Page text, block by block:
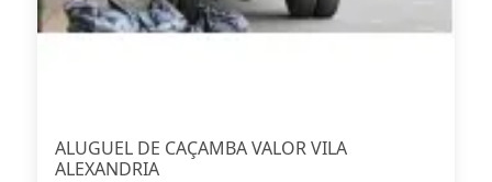
ALUGUEL DE CAÇAMBA VALOR VILA
ALEXANDRIA